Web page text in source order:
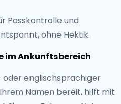
Passkontrolle und
ohne Hektik.
im Ankunftsbereich
oder englischsprachiger
Namen bereit, hilft mit